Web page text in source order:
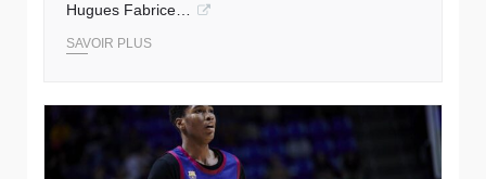
Hugues Fabrice…
SAVOIR PLUS